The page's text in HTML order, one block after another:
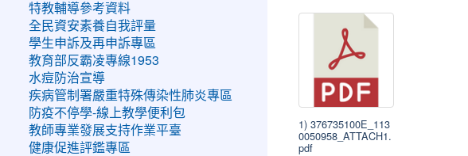
1) 376735100E_113
0050958_ATTACH1.
pdf
特教輔導參考資料
全民資安素養自我評量
學生申訴及再申訴專區
教育部反霸凌專線1953
水痘防治宣導
疾病管制署嚴重特殊傳染性肺炎專區
防疫不停學-線上教學便利包
教師專業發展支持作業平臺
健康促進評鑑專區